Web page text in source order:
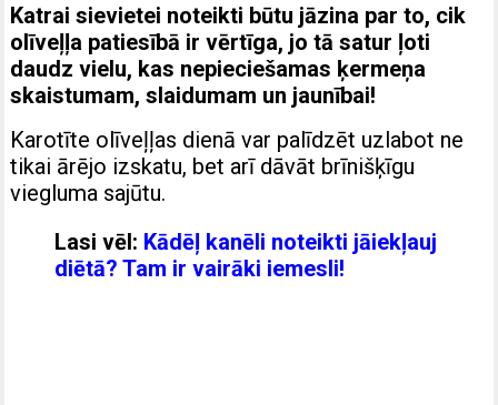
Katrai sievietei noteikti būtu jāzina par to, cik
olīveļļa patiesībā ir vērtīga, jo tā satur ļoti
daudz vielu, kas nepieciešamas ķermeņa
skaistumam, slaidumam un jaunībai!
Karotīte olīveļļas dienā var palīdzēt uzlabot ne
tikai ārējo izskatu, bet arī dāvāt brīnišķīgu
viegluma sajūtu.
Lasi vēl: Kādēļ kanēli noteikti jāiekļauj
diētā? Tam ir vairāki iemesli!